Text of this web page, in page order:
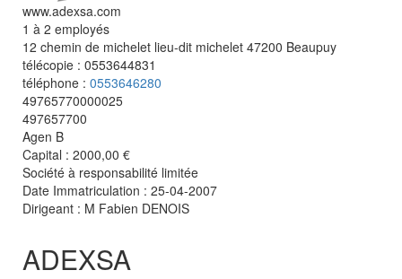
www.adexsa.com
1 à 2 employés
12 chemin de michelet lieu-dit michelet 47200 Beaupuy
télécopie : 0553644831
téléphone : 0553646280
49765770000025
497657700
Agen B
Capital : 2000,00 €
Société à responsabilité limitée
Date Immatriculation : 25-04-2007
Dirigeant : M Fabien DENOIS
ADEXSA